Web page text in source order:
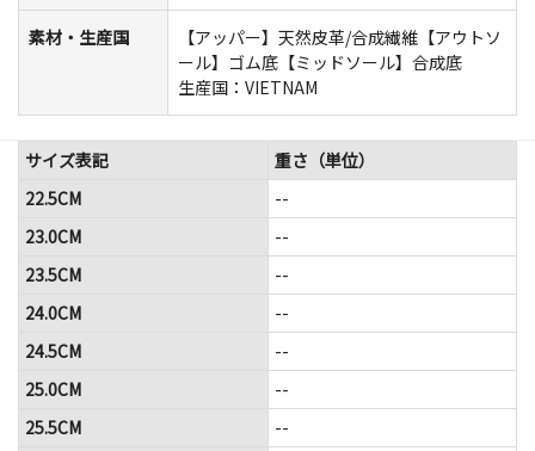
素材・生産国
【アッパー】天然皮革/合成繊維【アウトソ
ール】ゴム底【ミッドソール】合成底
生産国：VIETNAM
サイズ表記
重さ（単位）
22.5CM
--
23.0CM
--
23.5CM
--
24.0CM
--
24.5CM
--
25.0CM
--
25.5CM
--